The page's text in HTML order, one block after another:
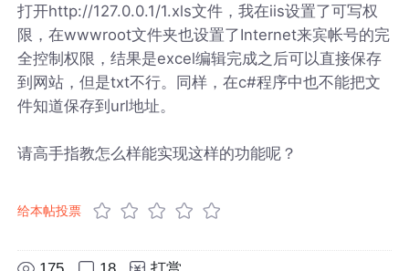
打开http://127.0.0.1/1.xls文件，我在iis设置了可写权
限，在wwwroot文件夹也设置了Internet来宾帐号的完
全控制权限，结果是excel编辑完成之后可以直接保存
到网站，但是txt不行。同样，在c#程序中也不能把文
件知道保存到url地址。
请高手指教怎么样能实现这样的功能呢？
给本帖投票